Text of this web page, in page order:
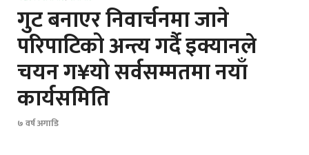
गुट बनाएर निवार्चनमा जाने
परिपाटिको अन्त्य गर्दै इक्यानले
चयन ग¥यो सर्वसम्मतमा नयाँ
कार्यसमिति
७ वर्ष अगाडि